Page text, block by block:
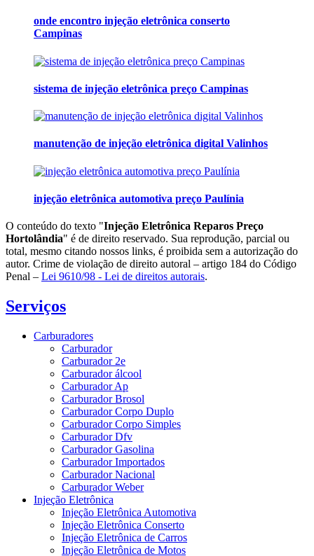
onde encontro injeção eletrônica conserto
Campinas
sistema de injeção eletrônica preço Campinas
manutenção de injeção eletrônica digital Valinhos
injeção eletrônica automotiva preço Paulínia
O conteúdo do texto "Injeção Eletrônica Reparos Preço
Hortolândia" é de direito reservado. Sua reprodução, parcial ou
total, mesmo citando nossos links, é proibida sem a autorização do
autor. Crime de violação de direito autoral – artigo 184 do Código
Penal – Lei 9610/98 - Lei de direitos autorais.
Serviços
Carburadores
Carburador
Carburador 2e
Carburador álcool
Carburador Ap
Carburador Brosol
Carburador Corpo Duplo
Carburador Corpo Simples
Carburador Dfv
Carburador Gasolina
Carburador Importados
Carburador Nacional
Carburador Weber
Injeção Eletrônica
Injeção Eletrônica Automotiva
Injeção Eletrônica Conserto
Injeção Eletrônica de Carros
Injeção Eletrônica de Motos